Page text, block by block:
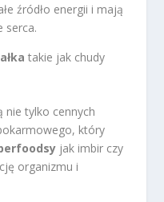
źródło energii i mają
serca.
takie jak chudy
nie tylko cennych
który
jak imbir czy
organizmu i